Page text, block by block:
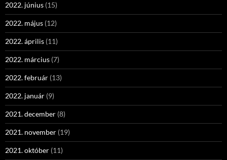
2022. június (15)
2022. május (12)
2022. április (11)
2022. március (7)
2022. február (13)
2022. január (9)
2021. december (8)
2021. november (19)
2021. október (11)